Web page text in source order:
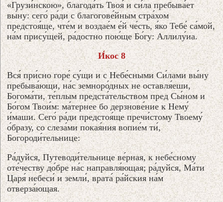
«Грузи́нскою», благода́ть Твоя́ и си́ла пребыва́ет
вы́ну: сего́ ра́ди с благогове́йным стра́хом
предстоя́ще, чте́м и воздае́м е́й че́сть, я́ко Тебе́ са́мой,
на́м прису́щей, ра́достно пою́ще Бо́гу: Аллилу́иа.
И́кос 8
Вся́ при́сно горе́ су́щи и с Небе́сными Си́лами вы́ну
пребыва́ющи, на́с земноро́дных не оставля́еши,
Богома́ти, те́плым предста́тельством пред Сы́ном и
Бо́гом Твои́м: ма́тернее бо дерзнове́ние к Нему́
и́маши. Сего́ ра́ди предстоя́ще пречи́стому Твоему́
о́бразу, со слеза́ми покая́ния вопие́м ти́,
Богороди́тельнице:
Ра́дуйся, Путеводи́тельнице ве́рная, к небе́сному
оте́честву до́бре на́с направля́ющая; ра́дуйся, Ма́ти
Царя́ небеси́ и земли́, врата́ ра́йския на́м
отверза́ющая.